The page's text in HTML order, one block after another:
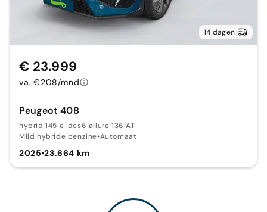
14 dagen
Peugeot 408
hybrid 145 e-dcs6 allure 136 AT
Mild hybride benzine•Automaat
2025•23.664 km
€ 23.999
va. €208/mnd